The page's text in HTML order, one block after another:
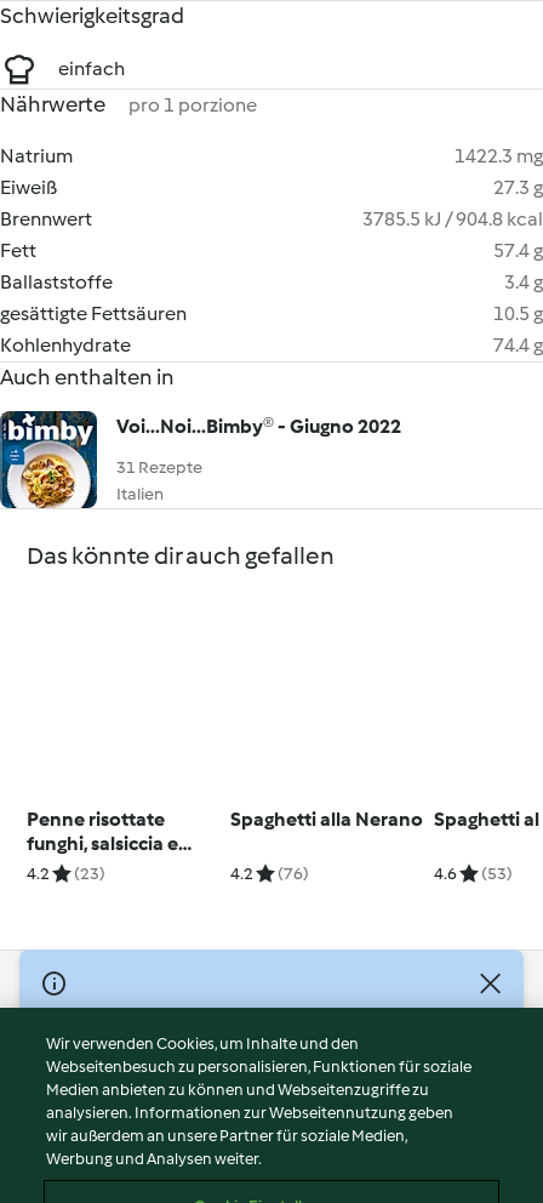
Schwierigkeitsgrad
einfach
Nährwerte pro 1 porzione
Natrium
1422.3 mg
Eiweiß
27.3 g
Brennwert
3785.5 kJ / 904.8 kcal
Fett
57.4 g
Ballaststoffe
3.4 g
gesättigte Fettsäuren
10.5 g
Kohlenhydrate
74.4 g
Auch enthalten in
Voi...Noi...Bimby® - Giugno 2022
31 Rezepte
Italien
Das könnte dir auch gefallen
Penne risottate
funghi, salsiccia e
castagne
4.2 (23)
Spaghetti alla Nerano
4.2 (76)
Spaghetti
4.6 (53)
© Copyright 2026
Nutzungsbedingungen
Datenschutzrichtlinien
Disclaimer
Impressum
Cookies
Wir verwenden Cookies, um Inhalte und den
Webseitenbesuch zu personalisieren, Funktionen für soziale
Medien anbieten zu können und Webseitenzugriffe zu
analysieren. Informationen zur Webseitennutzung geben
wir außerdem an unsere Partner für soziale Medien,
Werbung und Analysen weiter.